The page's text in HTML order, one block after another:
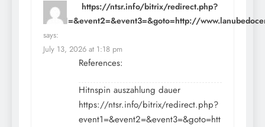
https://ntsr.info/bitrix/redirect.php?
event1=&event2=&event3=&goto=http://
says:
July 13, 2026 at 1:18 pm
References:
Hitnspin auszahlung dauer
https://ntsr.info/bitrix/redirect.php?
event1=&event2=&event3=&goto=htt